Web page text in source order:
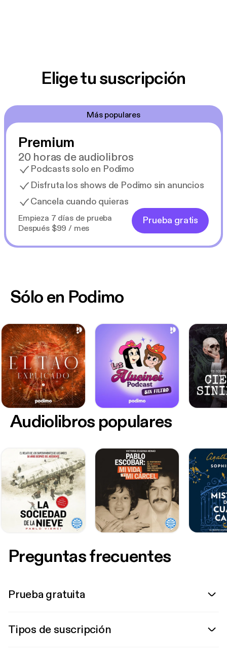
Elige tu suscripción
Más populares
Premium
20 horas de audiolibros
Podcasts solo en Podimo
Disfruta los shows de Podimo sin anuncios
Cancela cuando quieras
Empieza 7 días de prueba
Después $99 / mes
Prueba gratis
Sólo en Podimo
Audiolibros populares
Preguntas frecuentes
Prueba gratuita
Tipos de suscripción